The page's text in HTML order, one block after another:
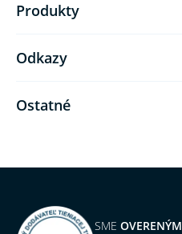
Produkty
Odkazy
Ostatné
SME OVERENÝM